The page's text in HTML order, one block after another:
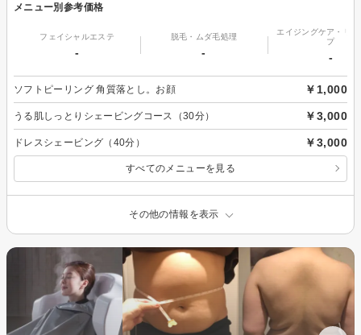
メニュー別参考価格
フェイシャルエステ
-
脱毛・ムダ毛処理
-
エイジングケア・リ
プ
-
ソフトピーリング 角質落とし。お顔 ￥1,000
うる肌しっとりシェービングコース（30分） ￥3,000
ドレスシェービング（40分） ￥3,000
すべてのメニューを見る
その他の情報を表示